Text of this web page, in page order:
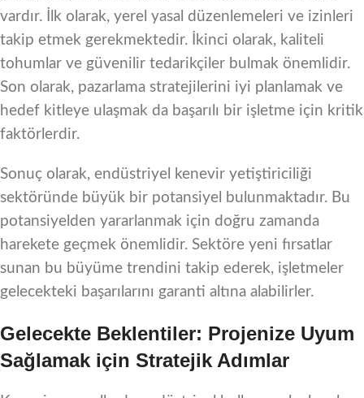
vardır. İlk olarak, yerel yasal düzenlemeleri ve izinleri
takip etmek gerekmektedir. İkinci olarak, kaliteli
tohumlar ve güvenilir tedarikçiler bulmak önemlidir.
Son olarak, pazarlama stratejilerini iyi planlamak ve
hedef kitleye ulaşmak da başarılı bir işletme için kritik
faktörlerdir.
Sonuç olarak, endüstriyel kenevir yetiştiriciliği
sektöründe büyük bir potansiyel bulunmaktadır. Bu
potansiyelden yararlanmak için doğru zamanda
harekete geçmek önemlidir. Sektöre yeni fırsatlar
sunan bu büyüme trendini takip ederek, işletmeler
gelecekteki başarılarını garanti altına alabilirler.
Gelecekte Beklentiler: Projenize Uyum
Sağlamak için Stratejik Adımlar